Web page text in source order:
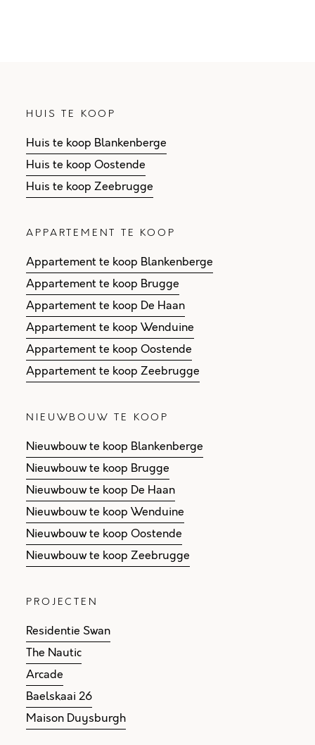
HUIS TE KOOP
Huis te koop Blankenberge
Huis te koop Oostende
Huis te koop Zeebrugge
APPARTEMENT TE KOOP
Appartement te koop Blankenberge
Appartement te koop Brugge
Appartement te koop De Haan
Appartement te koop Wenduine
Appartement te koop Oostende
Appartement te koop Zeebrugge
NIEUWBOUW TE KOOP
Nieuwbouw te koop Blankenberge
Nieuwbouw te koop Brugge
Nieuwbouw te koop De Haan
Nieuwbouw te koop Wenduine
Nieuwbouw te koop Oostende
Nieuwbouw te koop Zeebrugge
PROJECTEN
Residentie Swan
The Nautic
Arcade
Baelskaai 26
Maison Duysburgh